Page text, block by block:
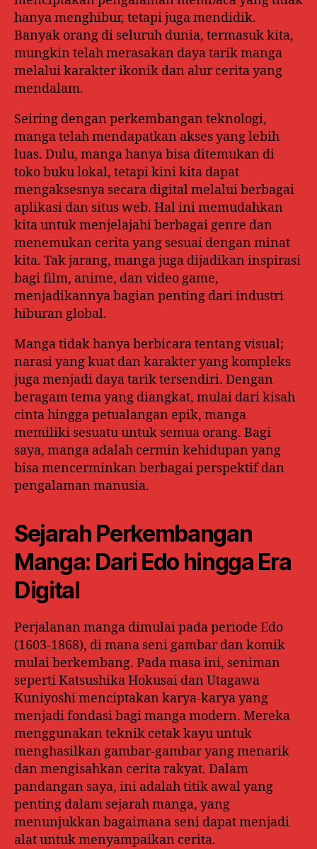
hanya menghibur, tetapi juga mendidik.
Banyak orang di seluruh dunia, termasuk kita,
mungkin telah merasakan daya tarik manga
melalui karakter ikonik dan alur cerita yang
mendalam.
Seiring dengan perkembangan teknologi,
manga telah mendapatkan akses yang lebih
luas. Dulu, manga hanya bisa ditemukan di
toko buku lokal, tetapi kini kita dapat
mengaksesnya secara digital melalui berbagai
aplikasi dan situs web. Hal ini memudahkan
kita untuk menjelajahi berbagai genre dan
menemukan cerita yang sesuai dengan minat
kita. Tak jarang, manga juga dijadikan inspirasi
bagi film, anime, dan video game,
menjadikannya bagian penting dari industri
hiburan global.
Manga tidak hanya berbicara tentang visual;
narasi yang kuat dan karakter yang kompleks
juga menjadi daya tarik tersendiri. Dengan
beragam tema yang diangkat, mulai dari kisah
cinta hingga petualangan epik, manga
memiliki sesuatu untuk semua orang. Bagi
saya, manga adalah cermin kehidupan yang
bisa mencerminkan berbagai perspektif dan
pengalaman manusia.
Sejarah Perkembangan
Manga: Dari Edo hingga Era
Digital
Perjalanan manga dimulai pada periode Edo
(1603-1868), di mana seni gambar dan komik
mulai berkembang. Pada masa ini, seniman
seperti Katsushika Hokusai dan Utagawa
Kuniyoshi menciptakan karya-karya yang
menjadi fondasi bagi manga modern. Mereka
menggunakan teknik cetak kayu untuk
menghasilkan gambar-gambar yang menarik
dan mengisahkan cerita rakyat. Dalam
pandangan saya, ini adalah titik awal yang
penting dalam sejarah manga, yang
menunjukkan bagaimana seni dapat menjadi
alat untuk menyampaikan cerita.